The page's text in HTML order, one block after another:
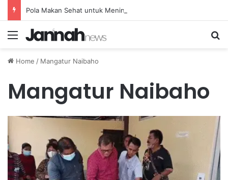
Menu
Home / Mangatur Naibaho
Mangatur Naibaho